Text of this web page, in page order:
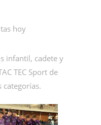
hoy
infantil, cadete y
TEC Sport de
categorías.